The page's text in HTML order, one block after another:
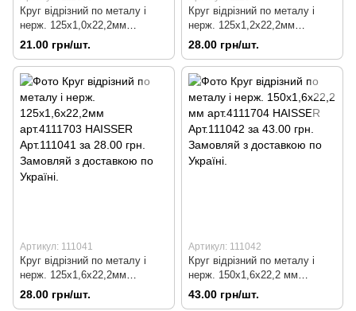
Круг відрізний по металу і
нерж. 125х1,0х22,2мм
арт.4111701 HAISSER
Арт.111039
21.00 грн/шт.
Круг відрізний по металу і
нерж. 125х1,2х22,2мм
арт.4111702 HAISSER
Арт.111040
28.00 грн/шт.
Артикул: 111041
Круг відрізний по металу і
нерж. 125х1,6х22,2мм
арт.4111703 HAISSER
Арт.111041
28.00 грн/шт.
Артикул: 111042
Круг відрізний по металу і
нерж. 150х1,6х22,2 мм
арт.4111704 HAISSER
Арт.111042
43.00 грн/шт.